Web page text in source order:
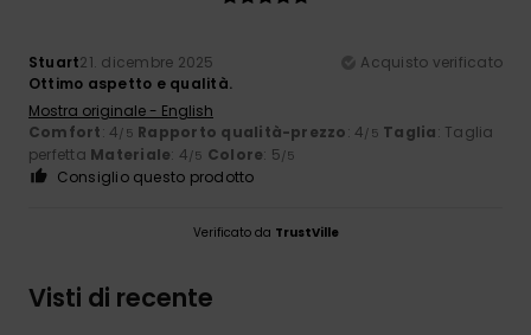
Stuart21. dicembre 2025
Acquisto verificato
Ottimo aspetto e qualità.
Mostra originale - English
Comfort: 4/5 Rapporto qualità-prezzo: 4/5 Taglia: Taglia
perfetta Materiale: 4/5 Colore: 5/5
Consiglio questo prodotto
Verificato da TrustVille
Visti di recente